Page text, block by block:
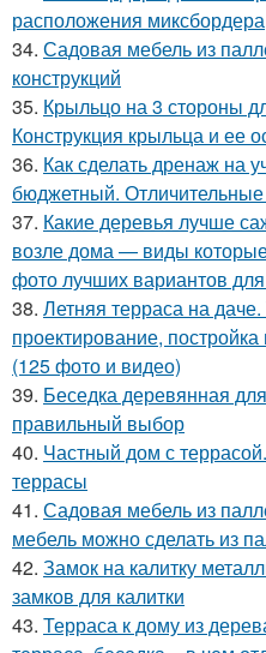
расположения миксбордера
34. Садовая мебель из
конструкций
35. Крыльцо на 3 стороны
Конструкция крыльца и ее
36. Как сделать дренаж на
бюджетный.
37. Какие деревья лучше
возле дома — виды
фото лучших вариантов
38. Летняя терраса на
проектирование,
(125 фото и видео)
39. Беседка деревянная
правильный выбор
40. Частный дом с
террасы
41. Садовая мебель из
мебель можно сделать из
42. Замок на калитку
замков для калитки
43. Терраса к дому из